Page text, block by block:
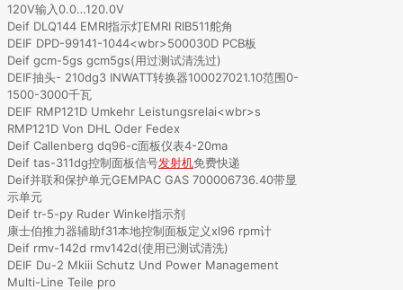
120V输入0.0…120.0V
Deif DLQ144 EMRI指示灯EMRI RIB511舵角
DEIF DPD-99141-1044<wbr>500030D PCB板
Deif gcm-5gs gcm5gs(用过测试清洗过)
DEIF抽头- 210dg3 INWATT转换器100027021.10范围0-
1500-3000千瓦
DEIF RMP121D Umkehr Leistungsrelai<wbr>s
RMP121D Von DHL Oder Fedex
Deif Callenberg dq96-c面板仪表4-20ma
Deif tas-311dg控制面板信号发射机免费快递
Deif并联和保护单元GEMPAC GAS 700006736.40带显
示单元
Deif tr-5-py Ruder Winkel指示剂
康士伯推力器辅助f31本地控制面板定义xl96 rpm计
Deif rmv-142d rmv142d(使用已测试清洗)
DEIF Du-2 Mkiii Schutz Und Power Management
Multi-Line Teile pro